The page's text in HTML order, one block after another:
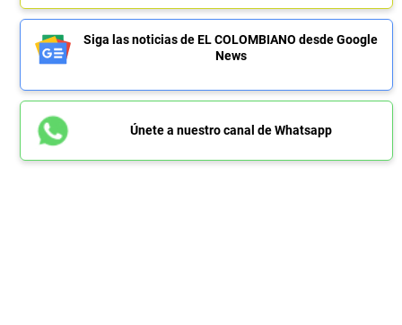
Siga las noticias de EL COLOMBIANO desde Google
News
Únete a nuestro canal de Whatsapp